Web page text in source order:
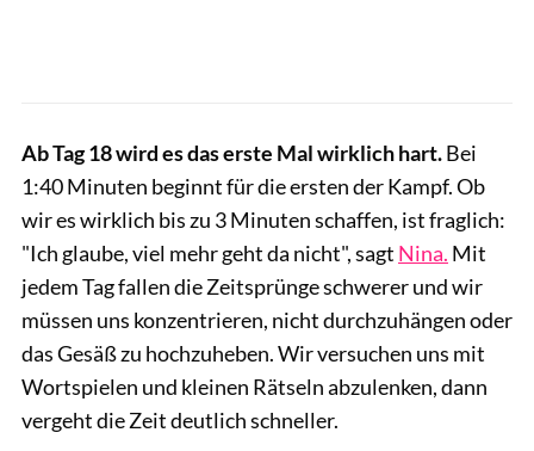
Ab Tag 18 wird es das erste Mal wirklich hart.Bei
1:40 Minuten beginnt für die ersten der Kampf. Ob
wir es wirklich bis zu 3 Minuten schaffen, ist fraglich:
"Ich glaube, viel mehr geht da nicht", sagt Nina. Mit
jedem Tag fallen die Zeitsprünge schwerer und wir
müssen uns konzentrieren, nicht durchzuhängen oder
das Gesäß zu hochzuheben. Wir versuchen uns mit
Wortspielen und kleinen Rätseln abzulenken, dann
vergeht die Zeit deutlich schneller.